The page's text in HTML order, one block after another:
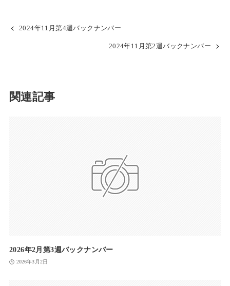
2024年11月第4週バックナンバー
2024年11月第2週バックナンバー
関連記事
2026年2月第3週バックナンバー
2026年3月2日